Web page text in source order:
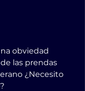
obviedad
las prendas
¿Necesito